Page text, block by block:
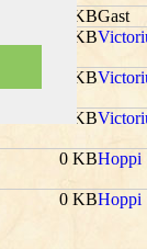
0 KBGast
0 KB
0 KB
0 KB
0 KBHoppi
0 KBHoppi